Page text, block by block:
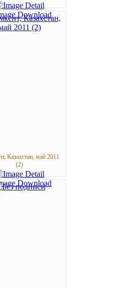
Казахстан, май 2011
(2)